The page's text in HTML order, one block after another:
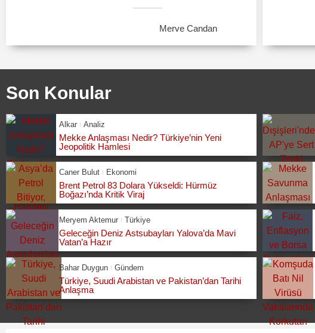
Merve Candan
Son Konular
Alkar Analiz
Mekke Anlaşması Nedir? Türkiye’nin Yeni
Jeopolitik Hamlesi
Caner Bulut Ekonomi
Brent Petrol 83 Dolara Yükseldi: Hürmüz
Boğazı’nda Kritik Viraj
Meryem Aktemur Türkiye
Geleceğin Deniz Astsubayları Yalova’da Mavi
Vatan’a Hazır
Bahar Duygun Gündem
Türkiye, Suudi Arabistan ve Pakistan’dan Tarihi
Anlaşma